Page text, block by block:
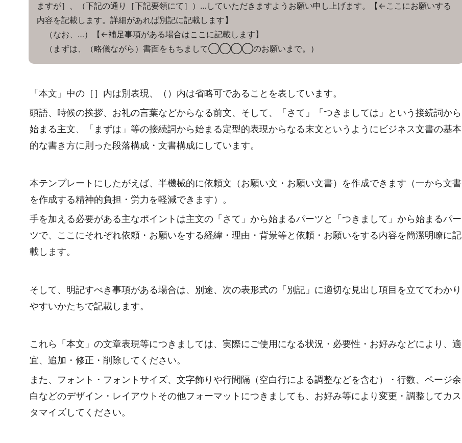
ますが］、（下記の通り［下記要領にて］）…していただきますようお願い申し上げます。【←ここにお願いする
内容を記載します。詳細があれば別記に記載します】
（なお、…）【←補足事項がある場合はここに記載します】
（まずは、（略儀ながら）書面をもちまして◯◯◯◯のお願いまで。）
「本文」中の［］内は別表現、（）内は省略可であることを表しています。
頭語、時候の挨拶、お礼の言葉などからなる前文、そして、「さて」「つきましては」という接続詞から
始まる主文、「まずは」等の接続詞から始まる定型的表現からなる末文というようにビジネス文書の基本
的な書き方に則った段落構成・文書構成にしています。
本テンプレートにしたがえば、半機械的に依頼文（お願い文・お願い文書）を作成できます（一から文書
を作成する精神的負担・労力を軽減できます）。
手を加える必要がある主なポイントは主文の「さて」から始まるパーツと「つきまして」から始まるパー
ツで、ここにそれぞれ依頼・お願いをする経緯・理由・背景等と依頼・お願いをする内容を簡潔明瞭に記
載します。
そして、明記すべき事項がある場合は、別途、次の表形式の「別記」に適切な見出し項目を立ててわかり
やすいかたちで記載します。
これら「本文」の文章表現等につきましては、実際にご使用になる状況・必要性・お好みなどにより、適
宜、追加・修正・削除してください。
また、フォント・フォントサイズ、文字飾りや行間隔（空白行による調整などを含む）・行数、ページ余
白などのデザイン・レイアウトその他フォーマットにつきましても、お好み等により変更・調整してカス
タマイズしてください。